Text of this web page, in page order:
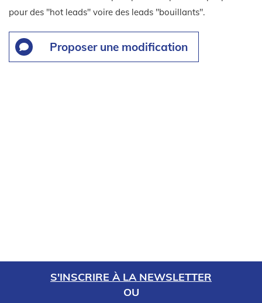
pour des "hot leads" voire des leads "bouillants".
Proposer une modification
S'INSCRIRE À LA NEWSLETTER
OU